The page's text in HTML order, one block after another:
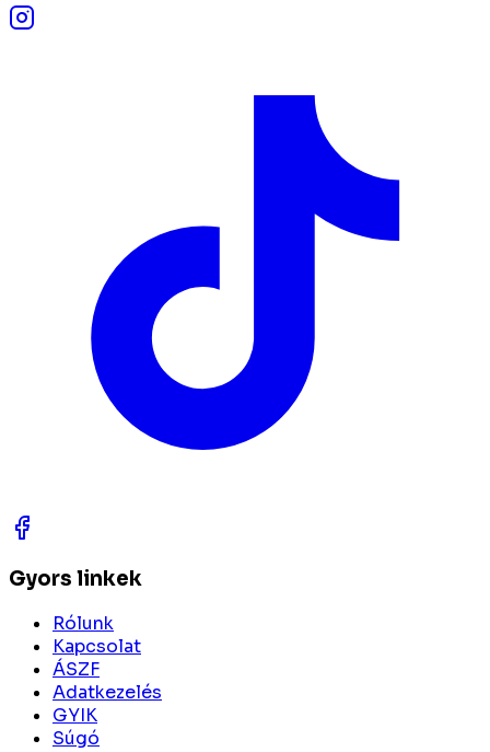
Gyors linkek
Rólunk
Kapcsolat
ÁSZF
Adatkezelés
GYIK
Súgó